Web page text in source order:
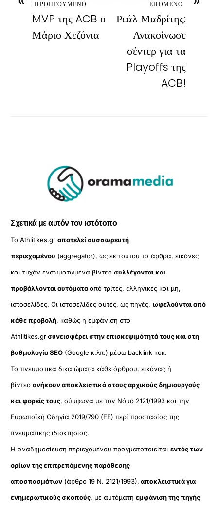
ΠΡΟΗΓΟΥΜΕΝΟ
MVP της ACB ο
Μάριο Χεζόνια
ΕΠΟΜΕΝΟ
Ρεάλ Μαδρίτης:
Ανακοίνωσε
σέντερ για τα
Playoffs της
ACB!
Σχετικά με αυτόν τον ιστότοπο
Το Athlitikes.grαποτελεί συσσωρευτή
περιεχομένου (aggregator), ως εκ τούτου τα άρθρα, εικόνες
και τυχόν ενσωματωμένα βίντεοσυλλέγονται και
προβάλλονται αυτόματααπό τρίτες, ελληνικές και μη,
ιστοσελίδες. Οι ιστοσελίδες αυτές, ως πηγές, ωφελούνται από
κάθε προβολή, καθώς η εμφάνιση στο
Athlitikes.grσυνεισφέρει στην επισκεψιμότητά τους και στη
βαθμολογία SEO (Google κ.λπ.) μέσω backlink κοκ.
Τα πνευματικά δικαιώματα κάθε άρθρου, εικόνας ή
βίντεοανήκουν αποκλειστικά στους αρχικούς δημιουργούς
και φορείς τους, σύμφωνα με τον Νόμο 2121/1993 και την
Ευρωπαϊκή Οδηγία 2019/790 (ΕΕ) περί προστασίας της
πνευματικής ιδιοκτησίας.
Η αναδημοσίευση περιεχομένου πραγματοποιείταιεντός των
ορίων της επιτρεπόμενης παράθεσης
αποσπασμάτων (άρθρο 19 Ν. 2121/1993), αποκλειστικά για
ενημερωτικούς σκοπούς, με αυτόματηεμφάνιση της πηγής